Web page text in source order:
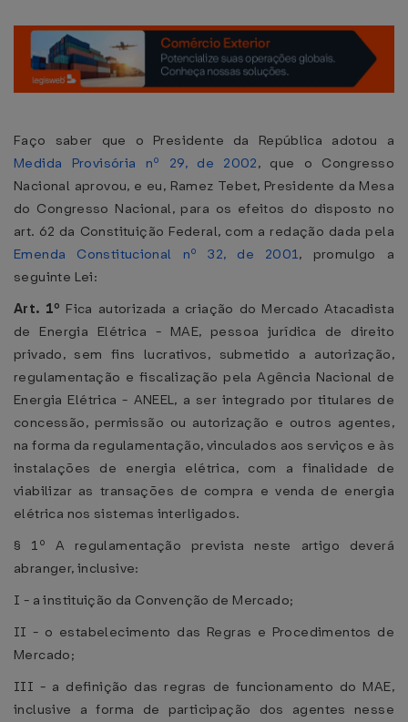
Faço saber que o Presidente da República adotou a
Medida Provisória nº 29, de 2002, que o Congresso
Nacional aprovou, e eu, Ramez Tebet, Presidente da Mesa
do Congresso Nacional, para os efeitos do disposto no
art. 62 da Constituição Federal, com a redação dada pela
Emenda Constitucional nº 32, de 2001, promulgo a
seguinte Lei:
Art. 1º Fica autorizada a criação do Mercado Atacadista
de Energia Elétrica - MAE, pessoa jurídica de direito
privado, sem fins lucrativos, submetido a autorização,
regulamentação e fiscalização pela Agência Nacional de
Energia Elétrica - ANEEL, a ser integrado por titulares de
concessão, permissão ou autorização e outros agentes,
na forma da regulamentação, vinculados aos serviços e às
instalações de energia elétrica, com a finalidade de
viabilizar as transações de compra e venda de energia
elétrica nos sistemas interligados.
§ 1º A regulamentação prevista neste artigo deverá
abranger, inclusive:
I - a instituição da Convenção de Mercado;
II - o estabelecimento das Regras e Procedimentos de
Mercado;
III - a definição das regras de funcionamento do MAE,
inclusive a forma de participação dos agentes nesse